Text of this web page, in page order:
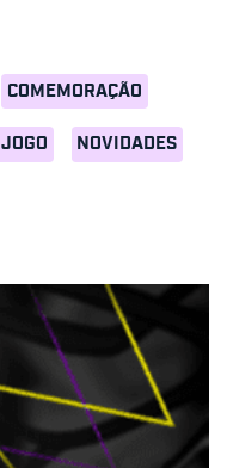
COMEMORAÇÃO
JOGO NOVIDADES